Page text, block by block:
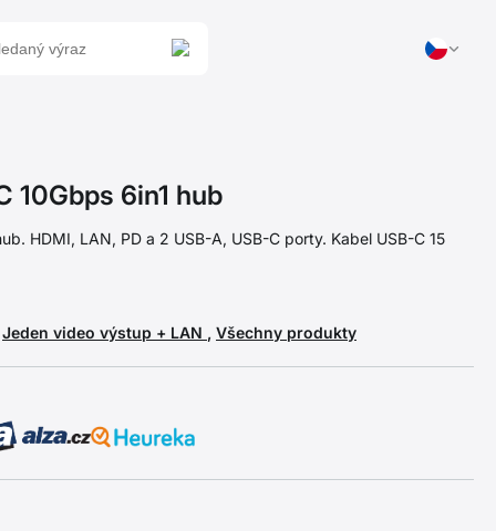
10Gbps 6in1 hub
HDMI, LAN, PD a 2 USB-A, USB-C porty. Kabel USB-C 15
Jeden video výstup + LAN , Všechny produkty